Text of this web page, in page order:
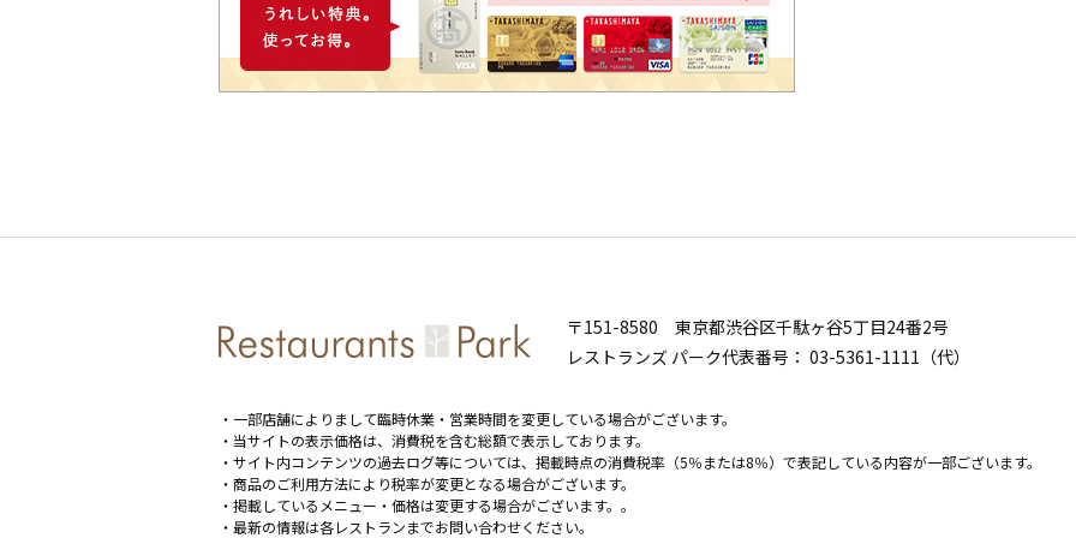
〒151-8580 東京都渋谷区千駄ヶ谷5丁目24番2号
レストランズ パーク代表番号： 03-5361-1111（代）
・一部店舗によりまして臨時休業・営業時間を変更している場合がございます。
・当サイトの表示価格は、消費税を含む総額で表示しております。
・サイト内コンテンツの過去ログ等については、掲載時点の消費税率（5％または8％）で表記している内容が一部ございます。
・商品のご利用方法により税率が変更となる場合がございます。
・掲載しているメニュー・価格は変更する場合がございます。。
・最新の情報は各レストランまでお問い合わせください。